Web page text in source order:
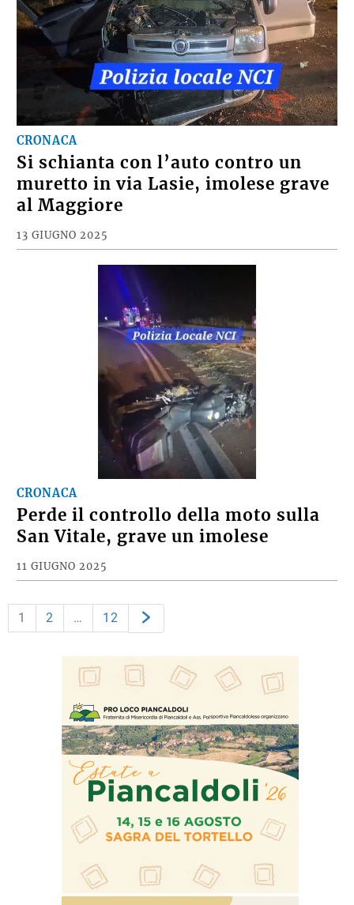
CRONACA
Si schianta con l’auto contro un
muretto in via Lasie, imolese grave
al Maggiore
13 GIUGNO 2025
CRONACA
Perde il controllo della moto sulla
San Vitale, grave un imolese
11 GIUGNO 2025
1 2 … 12